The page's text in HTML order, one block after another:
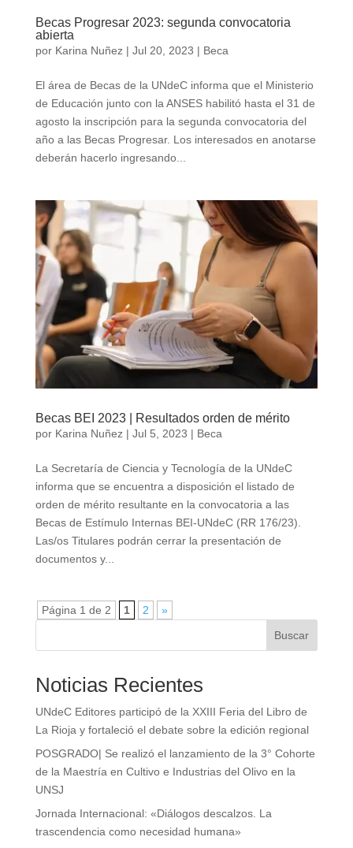
Becas Progresar 2023: segunda convocatoria
abierta
por Karina Nuñez| Jul 20, 2023 | Beca
El área de Becas de la UNdeC informa que el Ministerio
de Educación junto con la ANSES habilitó hasta el 31 de
agosto la inscripción para la segunda convocatoria del
año a las Becas Progresar. Los interesados en anotarse
deberán hacerlo ingresando...
Becas BEI 2023 | Resultados orden de mérito
por Karina Nuñez| Jul 5, 2023 | Beca
La Secretaría de Ciencia y Tecnología de la UNdeC
informa que se encuentra a disposición el listado de
orden de mérito resultante en la convocatoria a las
Becas de Estímulo Internas BEI-UNdeC (RR 176/23).
Las/os Titulares podrán cerrar la presentación de
documentos y...
Página 1 de 2 1 2
»
Buscar
Noticias Recientes
UNdeC Editores participó de la XXIII Feria del Libro de
La Rioja y fortaleció el debate sobre la edición regional
POSGRADO| Se realizó el lanzamiento de la 3° Cohorte
de la Maestría en Cultivo e Industrias del Olivo en la
UNSJ
Jornada Internacional: «Diálogos descalzos. La
trascendencia como necesidad humana»